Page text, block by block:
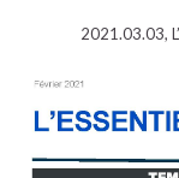
2021.03.03,